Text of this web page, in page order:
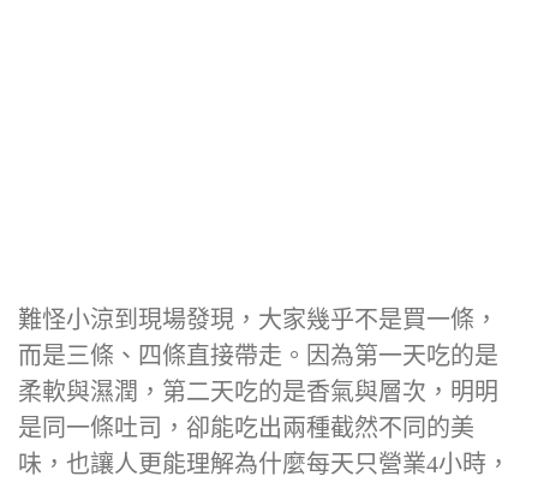
難怪小涼到現場發現，大家幾乎不是買一條，
而是三條、四條直接帶走。因為第一天吃的是
柔軟與濕潤，第二天吃的是香氣與層次，明明
是同一條吐司，卻能吃出兩種截然不同的美
味，也讓人更能理解為什麼每天只營業4小時，